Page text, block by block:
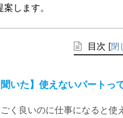
します。
目次 [閉
聞いた】使えないパートっ
く良いのに仕事になると使